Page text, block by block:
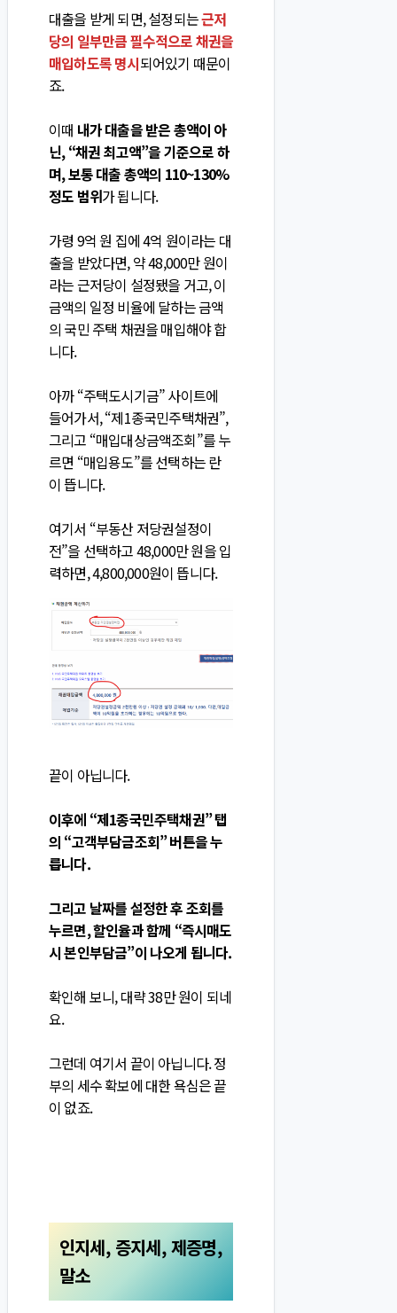
대출을 받게 되면, 설정되는근저
당의 일부만큼 필수적으로 채권을
매입하도록 명시되어있기 때문이
죠.
이때 내가 대출을 받은 총액이 아
닌, “채권 최고액”을 기준으로 하
며, 보통 대출 총액의 110~130%
정도 범위가 됩니다.
가령 9억 원 집에 4억 원이라는 대
출을 받았다면, 약 48,000만 원이
라는 근저당이 설정됐을 거고, 이
금액의 일정 비율에 달하는 금액
의 국민 주택 채권을 매입해야 합
니다.
아까 “주택도시기금” 사이트에
들어가서, “제1종국민주택채권”,
그리고 “매입대상금액조회”를 누
르면 “매입용도”를 선택하는 란
이 뜹니다.
여기서 “부동산 저당권설정이
전”을 선택하고 48,000만 원을 입
력하면, 4,800,000원이 뜹니다.
끝이 아닙니다.
이후에 “제1종국민주택채권” 탭
의 “고객부담금조회” 버튼을 누
릅니다.
그리고 날짜를 설정한 후 조회를
누르면, 할인율과 함께 “즉시매도
시 본인부담금”이 나오게 됩니다.
확인해 보니, 대략 38만 원이 되네
요.
그런데 여기서 끝이 아닙니다. 정
부의 세수 확보에 대한 욕심은 끝
이 없죠.
인지세, 증지세, 제증명,
말소